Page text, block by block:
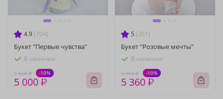
4.9 (704)
Букет "Первые чувства"
В наличии
5 560 ₽ -10%
5 000 ₽
5 (261)
Букет "Розовые мечты"
В наличии
5 960 ₽ -10%
5 360 ₽